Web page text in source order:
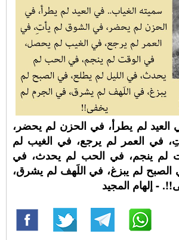
العيد لم يطرأ، في الحزن لم يحضر،
في العمر لم يرجع، في الغيب لم
لم ينجم، في الحب لم يحدث، في
الصبح لم يبزغ، في اللَهف لم يشرق،
- إلهام المجيد